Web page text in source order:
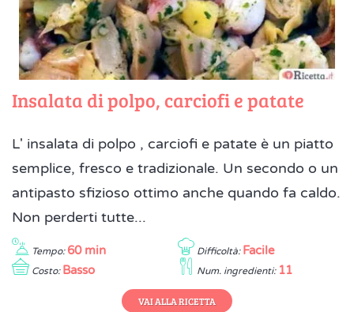
Insalata di polpo, carciofi e patate
L' insalata di polpo , carciofi e patate è un piatto
semplice, fresco e tradizionale. Un secondo o un
antipasto sfizioso ottimo anche quando fa caldo.
Non perderti tutte...
Tempo: 60 min Difficoltà: Facile
Costo: Basso Num. ingredienti: 11
VAI ALLA RICETTA